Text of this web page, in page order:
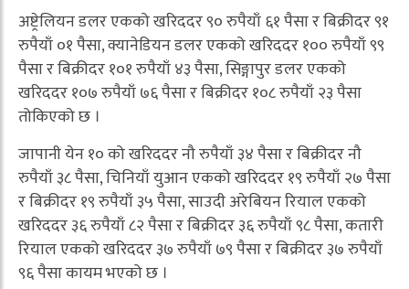
अष्ट्रेलियन डलर एकको खरिददर ९० रुपैयाँ ६१ पैसा र बिक्रीदर ९१
रुपैयाँ ०१ पैसा, क्यानेडियन डलर एकको खरिददर १०० रुपैयाँ ९९
पैसा र बिक्रीदर १०१ रुपैयाँ ४३ पैसा, सिङ्गापुर डलर एकको
खरिददर १०७ रुपैयाँ ७६ पैसा र बिक्रीदर १०८ रुपैयाँ २३ पैसा
तोकिएको छ ।
जापानी येन १० को खरिददर नौ रुपैयाँ ३४ पैसा र बिक्रीदर नौ
रुपैयाँ ३८ पैसा, चिनियाँ युआन एकको खरिददर १९ रुपैयाँ २७ पैसा
र बिक्रीदर १९ रुपैयाँ ३५ पैसा, साउदी अरेबियन रियाल एकको
खरिददर ३६ रुपैयाँ ८२ पैसा र बिक्रीदर ३६ रुपैयाँ ९८ पैसा, कतारी
रियाल एकको खरिददर ३७ रुपैयाँ ७९ पैसा र बिक्रीदर ३७ रुपैयाँ
९६ पैसा कायम भएको छ ।